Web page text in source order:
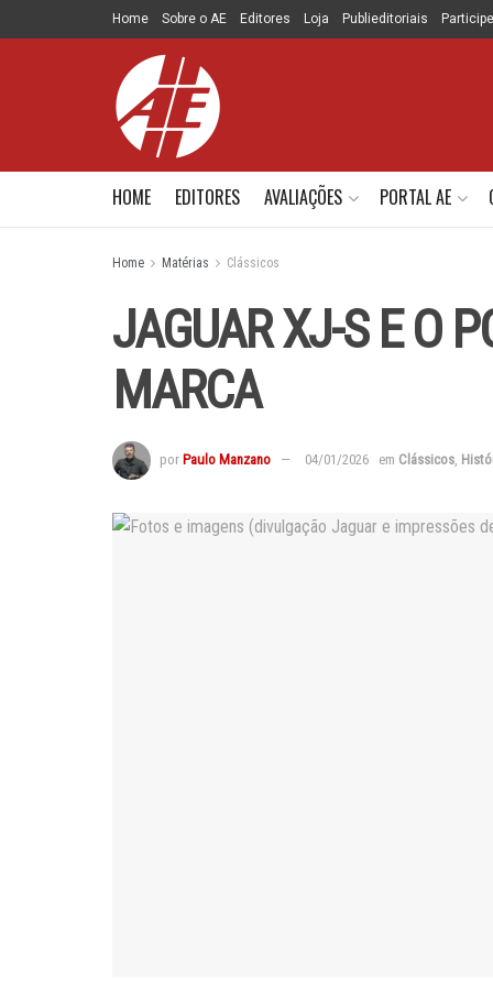
Home Sobre o AE Editores Loja Publieditoriais
HOME EDITORES AVALIAÇÕES PORTAL AE
Home Matérias Clássicos
JAGUAR XJ-S E O
MARCA
por Paulo Manzano 04/01/2026 em Clássicos,